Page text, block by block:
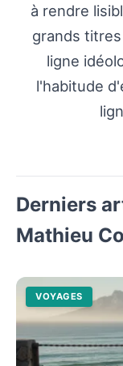
à rendre
grands
ligne
l'habitude
Derniers
Mathieu
VOYAGES